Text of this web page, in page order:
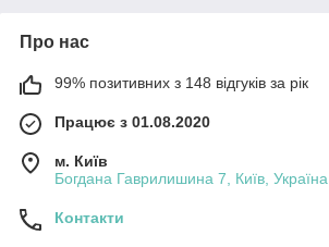
Про нас
99% позитивних з 148 відгуків за рік
Працює з 01.08.2020
м. Київ
Богдана Гаврилишина 7, Київ, Україна
Контакти